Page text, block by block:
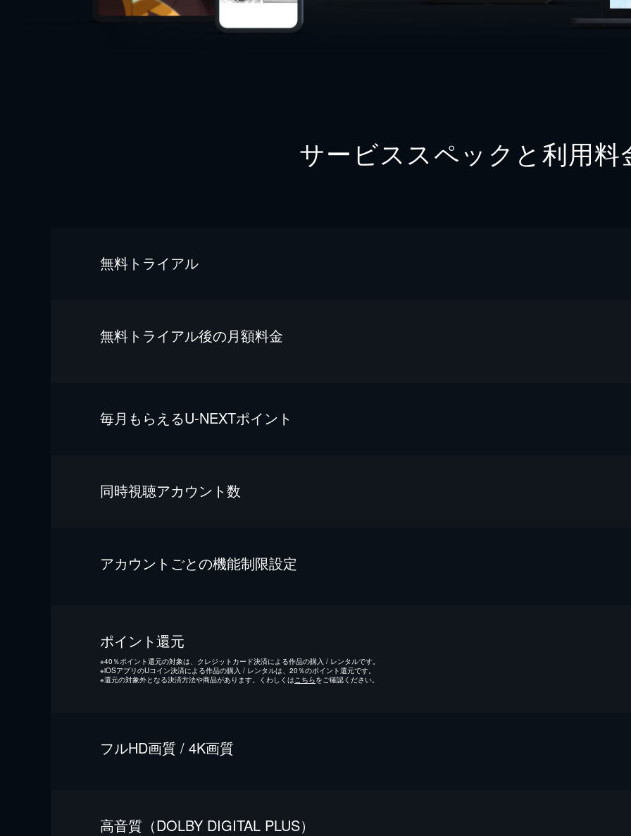
サービススペックと利用料
無料トライアル
無料トライアル後の⽉額料金
毎⽉もらえるU-NEXTポイント
同時視聴アカウント数
アカウントごとの機能制限設定
ポイント還元
※40％ポイント還元の対象は、クレジットカード決済による作品の購入 / レンタルです。
※iOSアプリのUコイン決済による作品の購入 / レンタルは、20％のポイント還元です。
※還元の対象外となる決済方法や商品があります。くわしくは こちらをご確認ください。
フルHD画質 / 4K画質
⾼⾳質（DOLBY DIGITAL PLUS）